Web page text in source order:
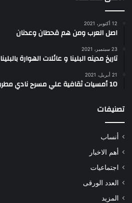
12 أكتوبر، 2021
اصل العرب ومن هم قحطان وعدنان
23 سبتمبر، 2021
تاريخ مدينه البلينا و عائلات الهوارة بالبلينا
21 أبريل، 2021
10 أمسيات ثقافية علي مسرح نادي مطروح الإجتماعي في رمضان
تصنيفات
أنساب
أهم الاخبار
اجتماعيات
العدد الورقى
المزيد